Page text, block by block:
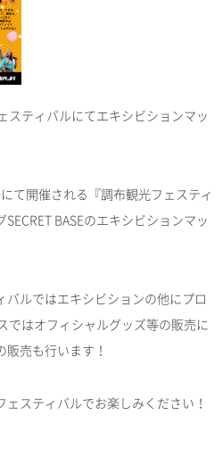
スティバルにてエキシビションマッ
て開催される『調布観光フェスティ
BASEのエキシビションマッ
ルではエキシビションの他にプロ
ではオフィシャルグッズ等の販売に
売も行います！
スティバルでお楽しみください！